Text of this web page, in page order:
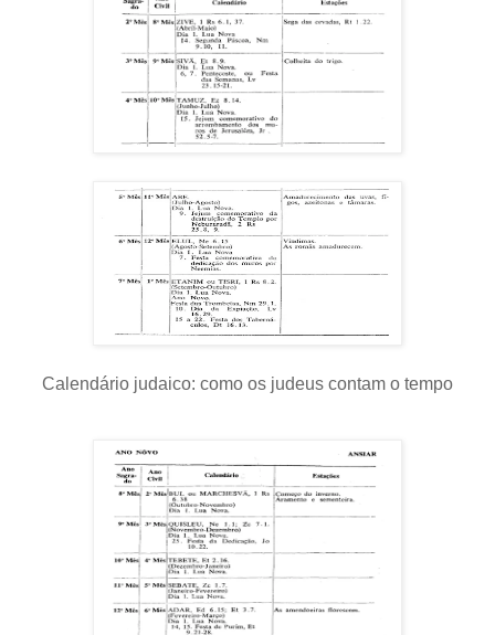
Calendário judaico: como os judeus contam o tempo